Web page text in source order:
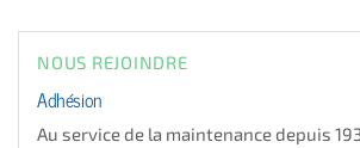
NOUS REJOINDRE
Adhésion
Au service de la maintenance depuis